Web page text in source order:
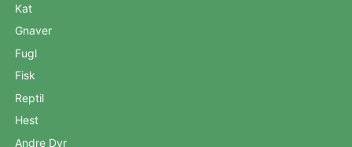
Kat
Gnaver
Fugl
Fisk
Reptil
Hest
Andre Dyr